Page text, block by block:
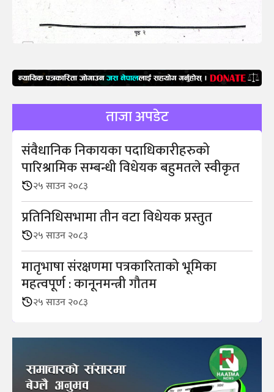
ताजा अपडेट
संवैधानिक निकायका पदाधिकारीहरुको
पारिश्रामिक सम्बन्धी विधेयक बहुमतले स्वीकृत
२५ साउन २०८३
प्रतिनिधिसभामा तीन वटा विधेयक प्रस्तुत
२५ साउन २०८३
मातृभाषा संरक्षणमा पत्रकारिताको भूमिका
महत्वपूर्ण : कानूनमन्त्री गौतम
२५ साउन २०८३